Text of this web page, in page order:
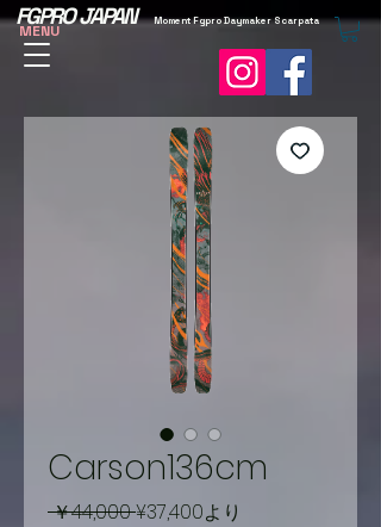
MENU
FGPRO JAPAN Moment Fgpro Daymaker Scarpata
Carson136cm
￥44,000 通
¥37,400より